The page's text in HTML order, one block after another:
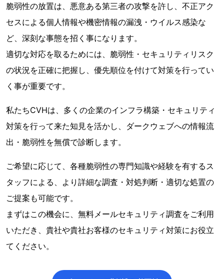
脆弱性の放置は、悪意ある第三者の攻撃を許し、不正アク
セスによる個人情報や機密情報の漏洩・ウイルス感染な
ど、深刻な事態を招く事になります。
適切な対応を取るためには、脆弱性・セキュリティリスク
の状況を正確に把握し、優先順位を付けて対策を行ってい
く事が重要です。
私たちCVHは、多くの企業のインフラ構築・セキュリティ
対策を行って来た知見を活かし、ダークウェブへの情報流
出・脆弱性を無償で診断します。
ご希望に応じて、各種脆弱性の専門知識や経験を有するス
タッフによる、より詳細な調査・対処判断・適切な処置の
ご提案も可能です。
まずはこの機会に、無料メールセキュリティ調査をご利用
いただき、貴社や貴社お客様のセキュリティ対策にお役立
てください。